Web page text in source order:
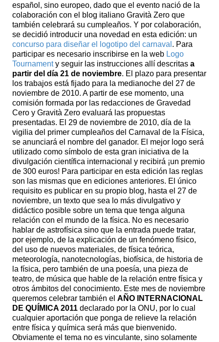
español, sino europeo, dado que el evento nació de la
colaboración con el blog italiano Gravità Zero que
también celebrará su cumpleaños. Y por colaboración,
se decidió introducir una novedad en esta edición: un
concurso para diseñar el logotipo del carnaval . Para
participar es necesario inscribirse en la web Logo
Tournamenty seguir las instrucciones allí descritas a
partir del día 21 de noviembre. El plazo para presentar
los trabajos está fijado para la medianoche del 27 de
noviembre de 2010. A partir de ese momento, una
comisión formada por las redacciones de Gravedad
Cero y Gravità Zero evaluará las propuestas
presentadas. El 29 de noviembre de 2010, día de la
vigilia del primer cumpleaños del Carnaval de la Física,
se anunciará el nombre del ganador. El mejor logo será
utilizado como símbolo de esta gran iniciativa de la
divulgación científica internacional y recibirá ¡un premio
de 300 euros! Para participar en esta edición las reglas
son las mismas que en ediciones anteriores. El único
requisito es publicar en su propio blog, hasta el 27 de
noviembre, un texto que sea lo más divulgativo y
didáctico posible sobre un tema que tenga alguna
relación con el mundo de la física. No es necesario
hablar de astrofísica sino que la entrada puede tratar,
por ejemplo, de la explicación de un fenómeno físico,
del uso de nuevos materiales, de física teórica,
meteorología, nanotecnologías, biofísica, de historia de
la física, pero también de una poesía, una pieza de
teatro, de música que hable de la relación entre física y
otros ámbitos del conocimiento. Este mes de noviembre
queremos celebrar también el AÑO INTERNACIONAL
DE QUÍMICA 2011 declarado por la ONU, por lo cual
cualquier aportación que ponga de relieve la relación
entre física y química será más que bienvenido.
Obviamente el tema no es vinculante, sino solamente